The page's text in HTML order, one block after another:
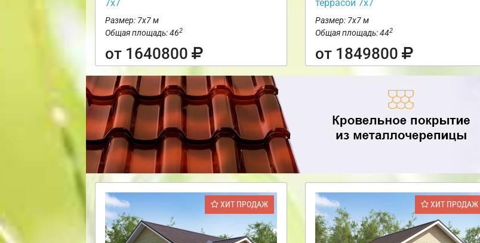
7х7
Размер: 7х7 м
Общая площадь: 462
от 1640800
террасой 7х7
Размер: 7х7 м
Общая площадь: 442
от 1849800
ХИТ ПРОДАЖ ХИТ ПРОДАЖ